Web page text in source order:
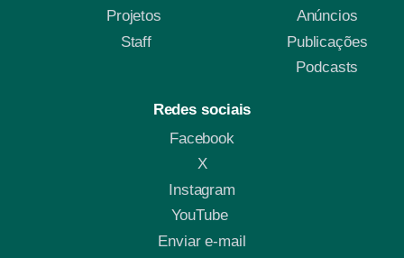
Projetos
Staff
Anúncios
Publicações
Podcasts
Redes sociais
Facebook
X
Instagram
YouTube
Enviar e-mail